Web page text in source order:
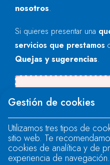
nosotros.
Si quieres presentar una
servicios que prestamos
Quejas y sugerencias.
"text".
Se produjo un
"text".
Gestión de cookies
Utilizamos tres tipos de
sitio web. Te
cookies de analítica y de
experiencia de navegación.